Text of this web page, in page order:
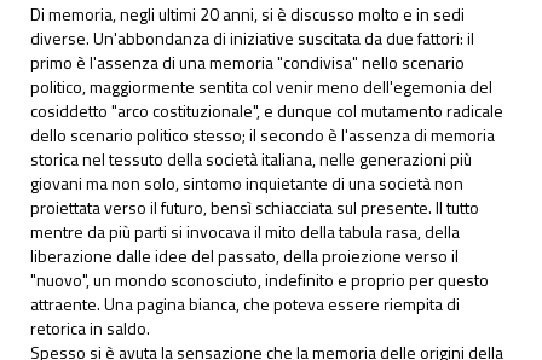
Di memoria, negli ultimi 20 anni, si è discusso molto e in sedi
diverse. Un'abbondanza di iniziative suscitata da due fattori: il
primo è l'assenza di una memoria "condivisa" nello scenario
politico, maggiormente sentita col venir meno dell'egemonia del
cosiddetto "arco costituzionale", e dunque col mutamento radicale
dello scenario politico stesso; il secondo è l'assenza di memoria
storica nel tessuto della società italiana, nelle generazioni più
giovani ma non solo, sintomo inquietante di una società non
proiettata verso il futuro, bensì schiacciata sul presente. Il tutto
mentre da più parti si invocava il mito della tabula rasa, della
liberazione dalle idee del passato, della proiezione verso il
"nuovo", un mondo sconosciuto, indefinito e proprio per questo
attraente. Una pagina bianca, che poteva essere riempita di
retorica in saldo.
Spesso si è avuta la sensazione che la memoria delle origini della